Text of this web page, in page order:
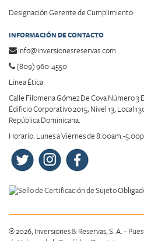
Designación Gerente de Cumplimiento
INFORMACIÓN DE CONTACTO
info@inversionesreservas.com
(809) 960-4550
Linea Ética
Calle Filomena Gómez De Cova Número 3
Edificio Corporativo 2015, Nivel 13, Local
República Dominicana.
Horario: Lunes a Viernes de 8:00am.-
® 2026, Inversiones & Reservas, S. A. –